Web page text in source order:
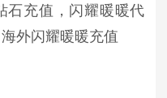
石充值，闪耀暖暖代
外闪耀暖暖充值